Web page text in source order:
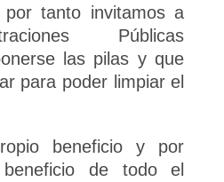
por tanto invitamos a
Públicas
las pilas y que
para poder limpiar el
beneficio y por
de todo el